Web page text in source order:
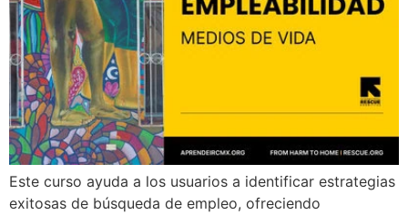
Este curso ayuda a los usuarios a identificar estrategias
exitosas de búsqueda de empleo, ofreciendo